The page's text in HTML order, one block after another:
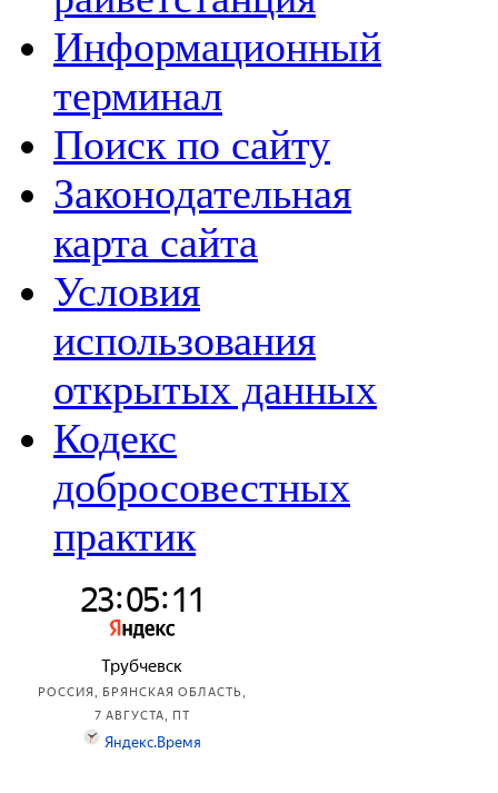
Информационный
терминал
Поиск по сайту
Законодательная
карта сайта
Условия
использования
открытых данных
Кодекс
добросовестных
практик